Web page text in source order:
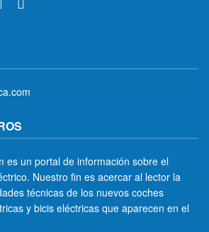
es un portal de información sobre el
Nuestro fin es acercar al lector la
técnicas de los nuevos coches
y bicis eléctricas que aparecen en el